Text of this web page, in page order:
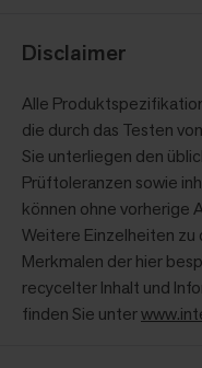
Disclaimer
Alle
die durch das Testen
Sie unterliegen den
Prüftoleranzen sowie
können ohne vorherige
Weitere Einzelheiten zu
Merkmalen der hier
recycelter Inhalt und
finden Sie unter